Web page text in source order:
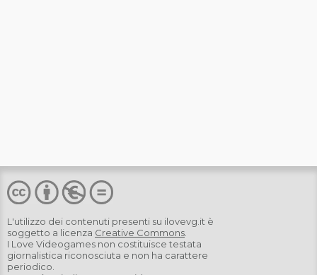
L'utilizzo dei contenuti presenti su ilovevg.it è
soggetto a licenza Creative Commons
I Love Videogames non costituisce testata
giornalistica riconosciuta e non ha carattere
periodico.